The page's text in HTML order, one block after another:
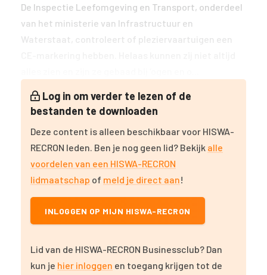
De Inspectie Leefomgeving en Transport, onderdeel
van het ministerie van Infrastructuur en
Waterstaat, controleert of pleziervaartuigen een
Log in om verder te lezen of de
bestanden te downloaden
Deze content is alleen beschikbaar voor HISWA-
RECRON leden. Ben je nog geen lid? Bekijk alle
voordelen van een HISWA-RECRON
lidmaatschap of meld je direct aan!
INLOGGEN OP MIJN HISWA-RECRON
Lid van de HISWA-RECRON Businessclub? Dan
kun je hier inloggen en toegang krijgen tot de